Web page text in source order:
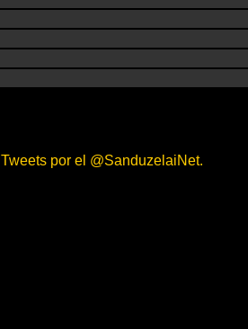
Tweets por el @SanduzelaiNet.